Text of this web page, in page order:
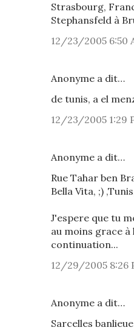
Strasbourg,
Stephansfeld à
12/23/2005 6:50
Anonyme a dit…
de tunis, a el
12/23/2005 1:29
Anonyme a dit…
Rue Tahar ben
Bella Vita, ;)
J'espere que tu
au moins grace à
continuation...
12/29/2005 8:26
Anonyme a dit…
Sarcelles